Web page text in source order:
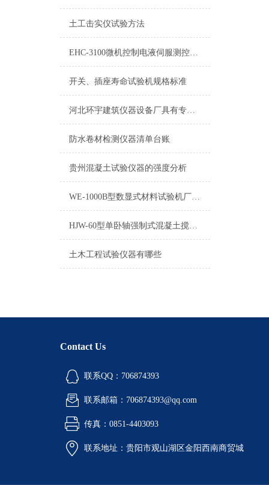
土工击实仪试验方法
EHC-3100微机控制电液伺服测控系统软件升级
开关、插座寿命试验机规格标准
河北环宇建筑仪器设备厂具有专业的试验机升级改造队伍
防水卷材检测仪器清单台账
贵州混凝土试验仪器的强度分析
WE-1000B型数显式材料试验机厂家负责安装调试
HJW-60型单卧轴强制式混凝土搅拌机
土木工程试验仪器有哪些
Contact Us
联系QQ：706874393
联系邮箱：706874393@qq.com
传真：0851-4403093
联系地址：贵阳市观山湖区金阳西南商贸城